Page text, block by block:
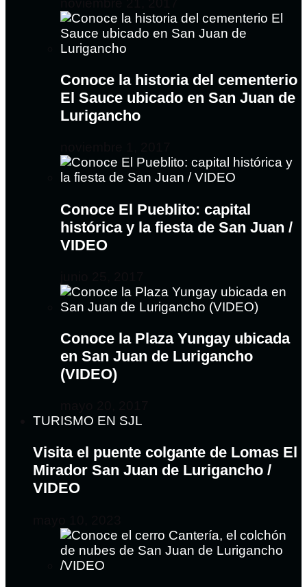
Conoce la historia del cementerio
El Sauce ubicado en San Juan de
Lurigancho
Conoce El Pueblito: capital
histórica y la fiesta de San Juan /
VIDEO
Conoce la Plaza Yungay ubicada
en San Juan de Lurigancho
(VIDEO)
TURISMO EN SJL
Visita el puente colgante de Lomas El
Mirador San Juan de Lurigancho /
VIDEO